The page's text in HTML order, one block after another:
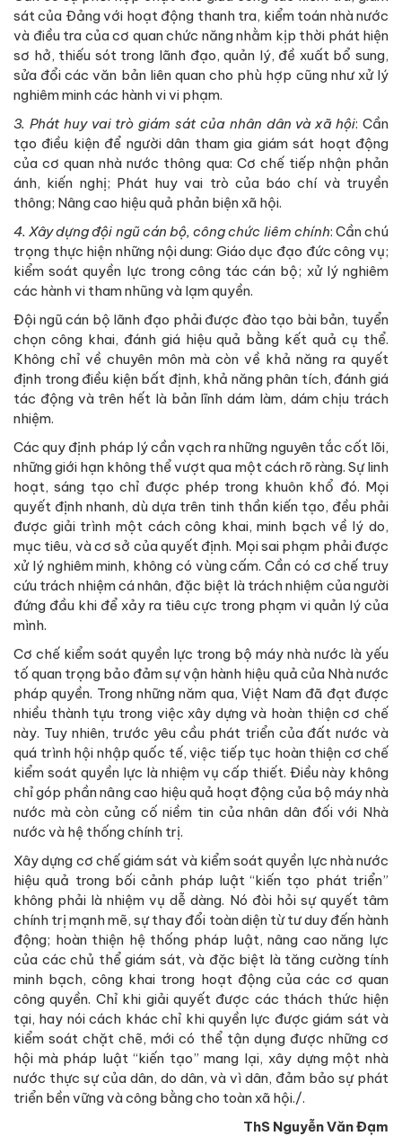
sát của Ðảng với hoạt động thanh tra, kiểm toán nhà nước
và điều tra của cơ quan chức năng nhằm kịp thời phát hiện
sơ hở, thiếu sót trong lãnh đạo, quản lý, đề xuất bổ sung,
sửa đổi các văn bản liên quan cho phù hợp cũng như xử lý
nghiêm minh các hành vi vi phạm.
3. Phát huy vai trò giám sát của nhân dân và xã hội: Cần
tạo điều kiện để người dân tham gia giám sát hoạt động
của cơ quan nhà nước thông qua: Cơ chế tiếp nhận phản
ánh, kiến nghị; Phát huy vai trò của báo chí và truyền
thông; Nâng cao hiệu quả phản biện xã hội.
4. Xây dựng đội ngũ cán bộ, công chức liêm chính: Cần chú
trọng thực hiện những nội dung: Giáo dục đạo đức công vụ;
kiểm soát quyền lực trong công tác cán bộ; xử lý nghiêm
các hành vi tham nhũng và lạm quyền.
Đội ngũ cán bộ lãnh đạo phải được đào tạo bài bản, tuyển
chọn công khai, đánh giá hiệu quả bằng kết quả cụ thể.
Không chỉ về chuyên môn mà còn về khả năng ra quyết
định trong điều kiện bất định, khả năng phân tích, đánh giá
tác động và trên hết là bản lĩnh dám làm, dám chịu trách
nhiệm.
Các quy định pháp lý cần vạch ra những nguyên tắc cốt lõi,
những giới hạn không thể vượt qua một cách rõ ràng. Sự linh
hoạt, sáng tạo chỉ được phép trong khuôn khổ đó. Mọi
quyết định nhanh, dù dựa trên tinh thần kiến tạo, đều phải
được giải trình một cách công khai, minh bạch về lý do,
mục tiêu, và cơ sở của quyết định. Mọi sai phạm phải được
xử lý nghiêm minh, không có vùng cấm. Cần có cơ chế truy
cứu trách nhiệm cá nhân, đặc biệt là trách nhiệm của người
đứng đầu khi để xảy ra tiêu cực trong phạm vi quản lý của
mình.
Cơ chế kiểm soát quyền lực trong bộ máy nhà nước là yếu
tố quan trọng bảo đảm sự vận hành hiệu quả của Nhà nước
pháp quyền. Trong những năm qua, Việt Nam đã đạt được
nhiều thành tựu trong việc xây dựng và hoàn thiện cơ chế
này. Tuy nhiên, trước yêu cầu phát triển của đất nước và
quá trình hội nhập quốc tế, việc tiếp tục hoàn thiện cơ chế
kiểm soát quyền lực là nhiệm vụ cấp thiết. Điều này không
chỉ góp phần nâng cao hiệu quả hoạt động của bộ máy nhà
nước mà còn củng cố niềm tin của nhân dân đối với Nhà
nước và hệ thống chính trị.
Xây dựng cơ chế giám sát và kiểm soát quyền lực nhà nước
hiệu quả trong bối cảnh pháp luật “kiến tạo phát triển”
không phải là nhiệm vụ dễ dàng. Nó đòi hỏi sự quyết tâm
chính trị mạnh mẽ, sự thay đổi toàn diện từ tư duy đến hành
động; hoàn thiện hệ thống pháp luật, nâng cao năng lực
của các chủ thể giám sát, và đặc biệt là tăng cường tính
minh bạch, công khai trong hoạt động của các cơ quan
công quyền. Chỉ khi giải quyết được các thách thức hiện
tại, hay nói cách khác chỉ khi quyền lực được giám sát và
kiểm soát chặt chẽ, mới có thể tận dụng được những cơ
hội mà pháp luật “kiến tạo” mang lại, xây dựng một nhà
nước thực sự của dân, do dân, và vì dân, đảm bảo sự phát
triển bền vững và công bằng cho toàn xã hội./.
ThS Nguyễn Văn Đạm